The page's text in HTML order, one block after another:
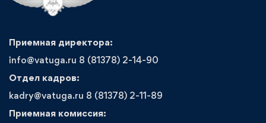
Приемная директора:
info@vatuga.ru 8 (81378) 2-14-90
Отдел кадров:
kadry@vatuga.ru 8 (81378) 2-11-89
Приемная комиссия: